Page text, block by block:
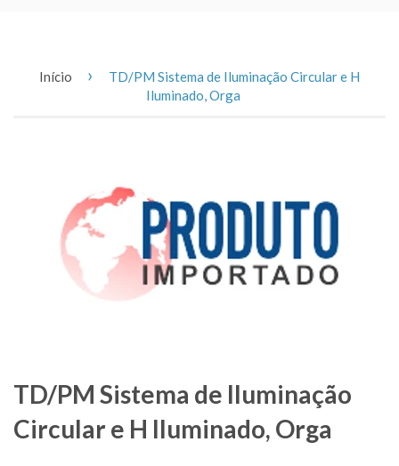
Início ›
TD/PM Sistema de Iluminação Circular e H
Iluminado, Orga
TD/PM Sistema de Iluminação
Circular e H Iluminado, Orga